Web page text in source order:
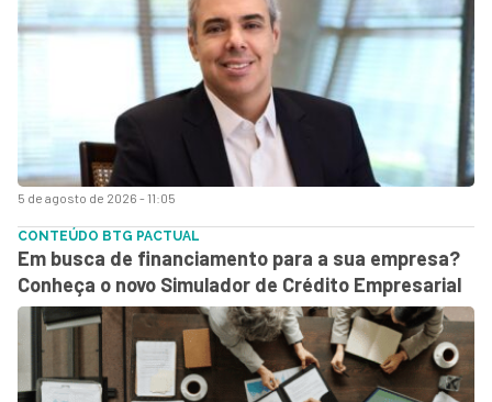
5 de agosto de 2026 - 11:05
CONTEÚDO BTG PACTUAL
Em busca de financiamento para a sua empresa?
Conheça o novo Simulador de Crédito Empresarial